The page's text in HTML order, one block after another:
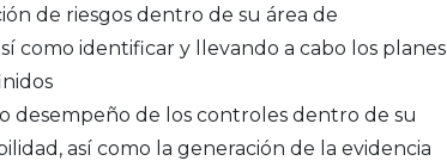
de riesgos dentro de su área de
como identificar y llevando a cabo los planes
desempeño de los controles dentro de su
así como la generación de la evidencia